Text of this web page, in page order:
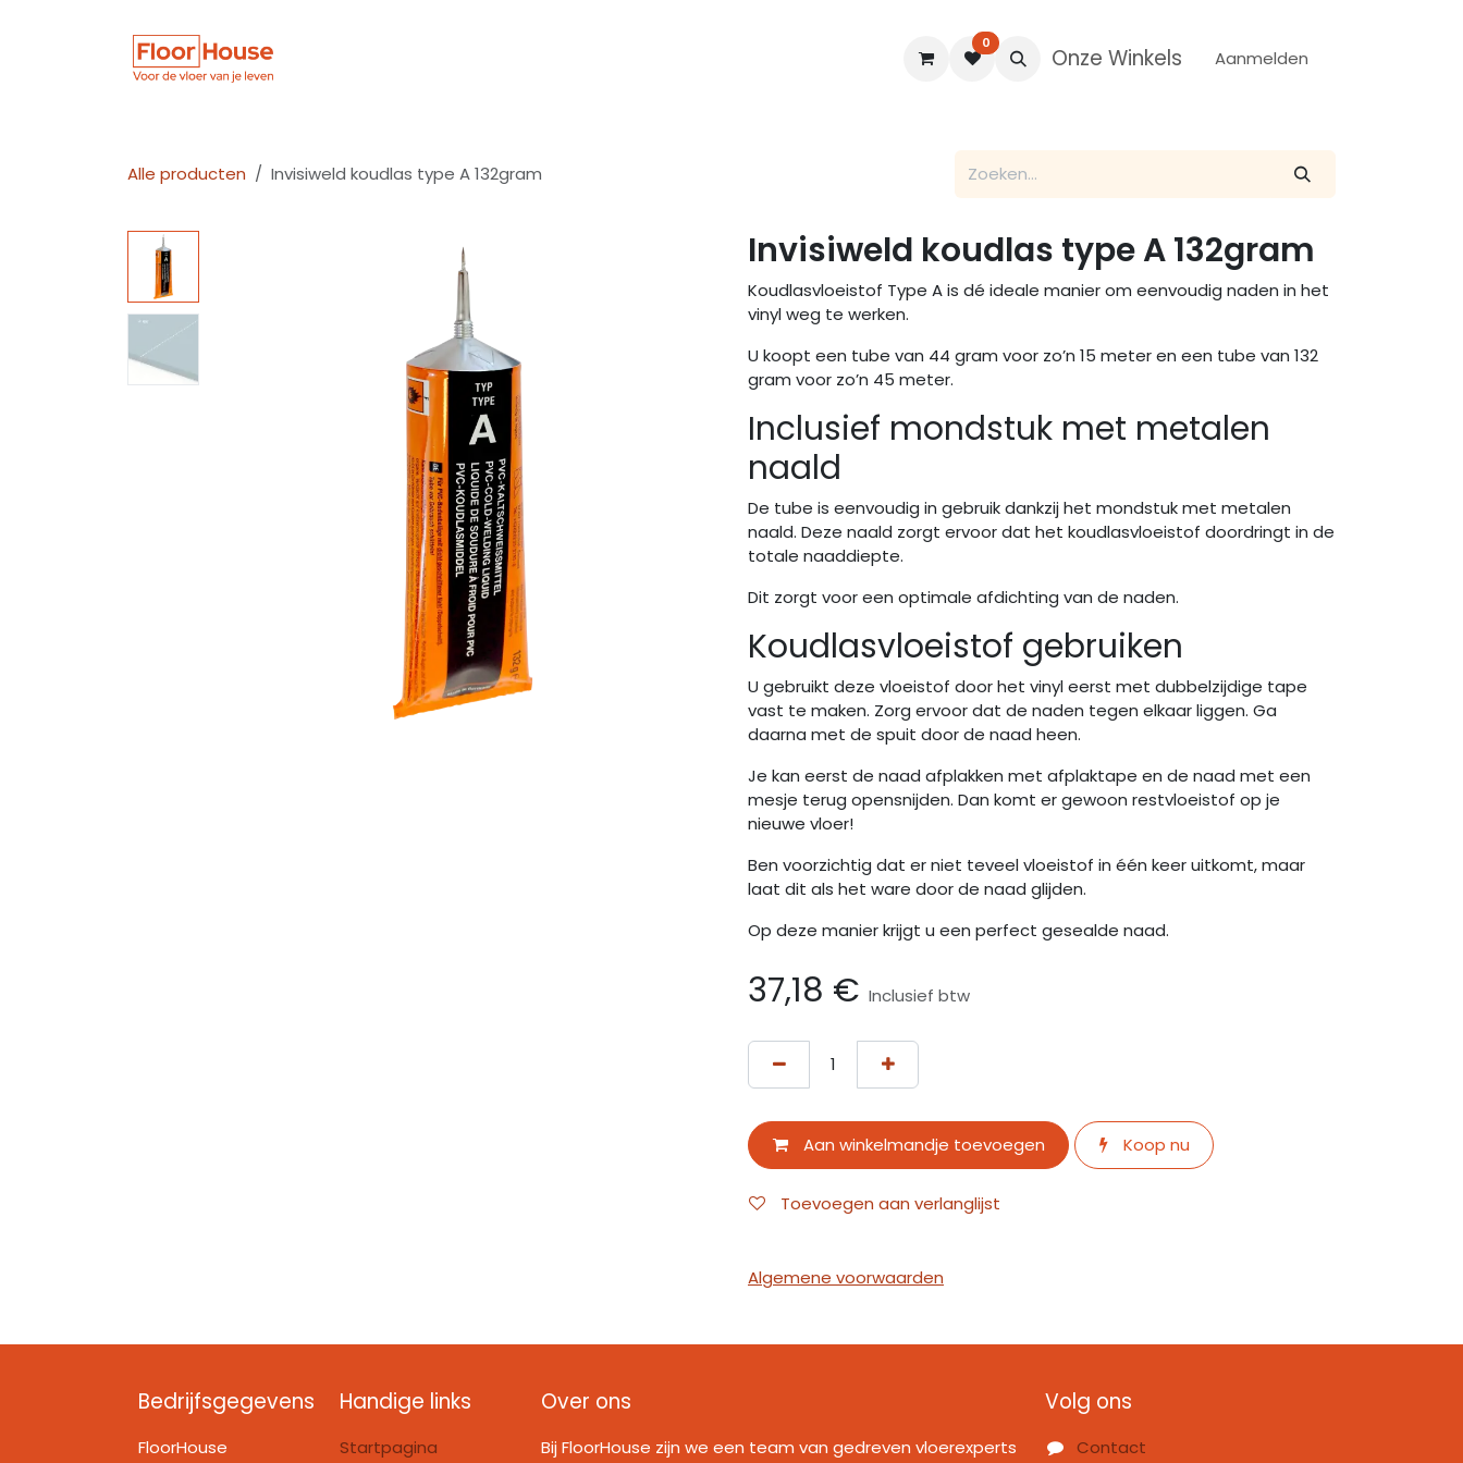
Blogs
0
Onze Winkels Aanmelden
Alle producten Invisiweld koudlas type A 132gram
Invisiweld koudlas type A 132gram
Koudlasvloeistof Type A is dé ideale manier om eenvoudig naden in het
vinyl weg te werken.
U koopt een tube van 44 gram voor zo’n 15 meter en een tube van 132
gram voor zo’n 45 meter.
Inclusief mondstuk met metalen
naald
De tube is eenvoudig in gebruik dankzij het mondstuk met metalen
naald. Deze naald zorgt ervoor dat het koudlasvloeistof doordringt in de
totale naaddiepte.
Dit zorgt voor een optimale afdichting van de naden.
Koudlasvloeistof gebruiken
U gebruikt deze vloeistof door het vinyl eerst met dubbelzijdige tape
vast te maken. Zorg ervoor dat de naden tegen elkaar liggen. Ga
daarna met de spuit door de naad heen.
Je kan eerst de naad afplakken met afplaktape en de naad met een
mesje terug opensnijden. Dan komt er gewoon restvloeistof op je
nieuwe vloer!
Ben voorzichtig dat er niet teveel vloeistof in één keer uitkomt, maar
laat dit als het ware door de naad glijden.
Op deze manier krijgt u een perfect gesealde naad.
37,18 € Inclusief btw
Aan winkelmandje toevoegen Koop nu
Toevoegen aan verlanglijst
Algemene voorwaarden
Volg ons
Contact
Over ons
Bij FloorHouse zijn we een team van gedreven vloerexperts
Handige links
Startpagina
Bedrijfsgegevens
FloorHouse